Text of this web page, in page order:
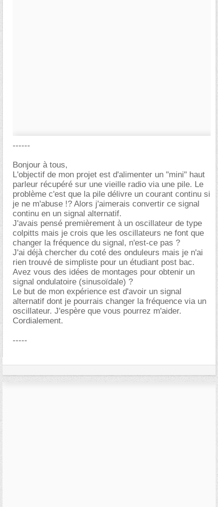
------
Bonjour à tous,
L'objectif de mon projet est d'alimenter un "mini" haut
parleur récupéré sur une vieille radio via une pile. Le
problème c'est que la pile délivre un courant continu si
je ne m'abuse !? Alors j'aimerais convertir ce signal
continu en un signal alternatif.
J'avais pensé premièrement à un oscillateur de type
colpitts mais je crois que les oscillateurs ne font que
changer la fréquence du signal, n'est-ce pas ?
J'ai déjà chercher du coté des onduleurs mais je n'ai
rien trouvé de simpliste pour un étudiant post bac.
Avez vous des idées de montages pour obtenir un
signal ondulatoire (sinusoïdale) ?
Le but de mon expérience est d'avoir un signal
alternatif dont je pourrais changer la fréquence via un
oscillateur. J'espère que vous pourrez m'aider.
Cordialement.
-----